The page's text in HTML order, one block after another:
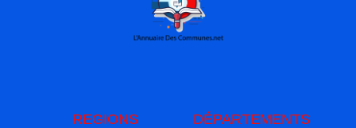
REGIONS
DÉPARTEMENTS